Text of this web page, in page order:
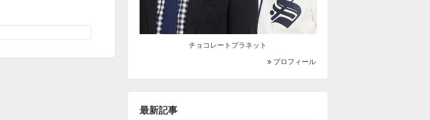
チョコレートプラネット
プロフィール
最新記事